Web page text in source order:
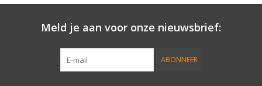
- Step 1 "The Liquid"
- Step 2 "The Grip"
Meld je aan voor onze nieuwsbrief:
ABONNEER